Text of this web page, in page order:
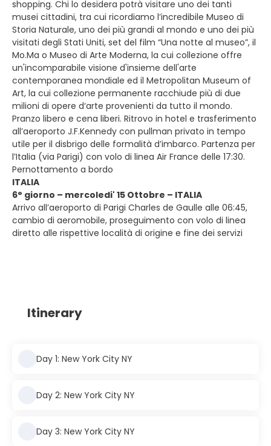
shopping. Chi lo desidera potrà visitare uno dei tanti
musei cittadini, tra cui ricordiamo l’incredibile Museo di
Storia Naturale, uno dei più grandi al mondo e uno dei più
visitati degli Stati Uniti, set del film “Una notte al museo”, il
Mo.Ma o Museo di Arte Moderna, la cui collezione offre
un'incomparabile visione d'insieme dell'arte
contemporanea mondiale ed il Metropolitan Museum of
Art, la cui collezione permanente racchiude più di due
milioni di opere d‘arte provenienti da tutto il mondo.
Pranzo libero e cena liberi. Ritrovo in hotel e trasferimento
all’aeroporto J.F.Kennedy con pullman privato in tempo
utile per il disbrigo delle formalità d’imbarco. Partenza per
l’Italia (via Parigi) con volo di linea Air France delle 17:30.
Pernottamento a bordo
ITALIA
6° giorno – mercoledi' 15 Ottobre – ITALIA
Arrivo all’aeroporto di Parigi Charles de Gaulle alle 06:45,
cambio di aeromobile, proseguimento con volo di linea
diretto alle rispettive località di origine e fine dei servizi
Itinerary
Day 1: New York City NY
Day 2: New York City NY
Day 3: New York City NY